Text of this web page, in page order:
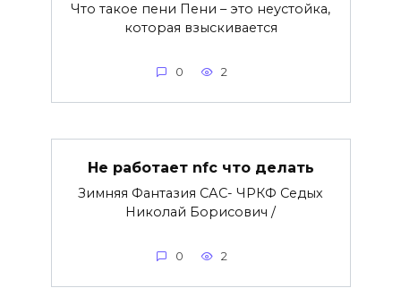
Что такое пени Пени – это неустойка,
которая взыскивается
0 2
Не работает nfc что делать
Зимняя Фантазия САС- ЧРКФ Седых
Николай Борисович /
0 2